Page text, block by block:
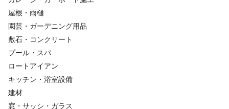
屋根・雨樋
園芸・ガーデニング用品
敷石・コンクリート
プール・スパ
ロートアイアン
キッチン・浴室設備
建材
窓・サッシ・ガラス